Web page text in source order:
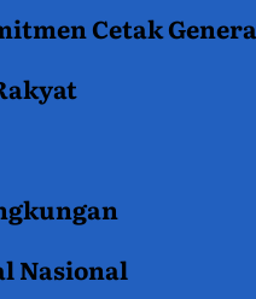
Cetak
Nasional